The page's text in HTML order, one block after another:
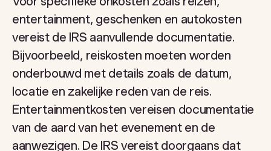
entertainment, geschenken en autokosten
vereist de IRS aanvullende documentatie.
Bijvoorbeeld, reiskosten moeten worden
onderbouwd met details zoals de datum,
locatie en zakelijke reden van de reis.
Entertainmentkosten vereisen documentatie
van de aard van het evenement en de
aanwezigen. De IRS vereist doorgaans dat